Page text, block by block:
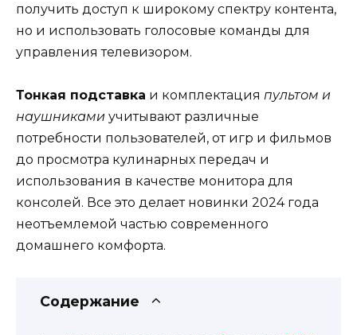
получить доступ к широкому спектру контента,
но и использовать голосовые команды для
управления телевизором.
Тонкая подставка и комплектация пультом и
наушниками учитывают различные
потребности пользователей, от игр и фильмов
до просмотра кулинарных передач и
использования в качестве монитора для
консолей. Все это делает новинки 2024 года
неотъемлемой частью современного
домашнего комфорта.
Содержание